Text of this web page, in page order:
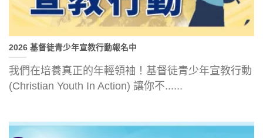
2026 基督徒青少年宣教行動報名中
我們在培養真正的年輕領袖！基督徒青少年宣教行動
(Christian Youth In Action) 讓你不......